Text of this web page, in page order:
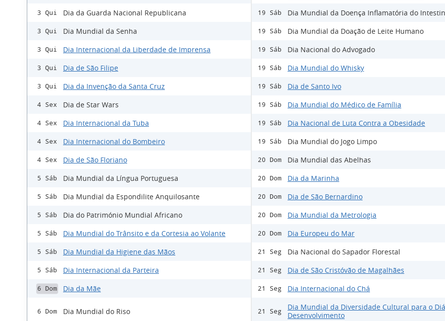
3 Qui Dia da Guarda Nacional Republicana
3 Qui Dia Mundial da Senha
3 Qui Dia Internacional da Liberdade de Imprensa
3 Qui Dia de São Filipe
3 Qui Dia da Invenção da Santa Cruz
4 Sex Dia de Star Wars
4 Sex Dia Internacional da Tuba
4 Sex Dia Internacional do Bombeiro
4 Sex Dia de São Floriano
5 Sáb Dia Mundial da Língua Portuguesa
5 Sáb Dia Mundial da Espondilite Anquilosante
5 Sáb Dia do Património Mundial Africano
5 Sáb Dia Mundial do Trânsito e da Cortesia ao Volante
5 Sáb Dia Mundial da Higiene das Mãos
5 Sáb Dia Internacional da Parteira
6 Dom Dia da Mãe
6 Dom Dia Mundial do Riso
19 Sáb Dia Mundial da Doença Inflamatória do
19 Sáb Dia Mundial da Doação de Leite Humano
19 Sáb Dia Nacional do Advogado
19 Sáb Dia Mundial do Whisky
19 Sáb Dia de Santo Ivo
19 Sáb Dia Mundial do Médico de Família
19 Sáb Dia Nacional de Luta Contra a Obesidade
19 Sáb Dia Mundial do Jogo Limpo
20 Dom Dia Mundial das Abelhas
20 Dom Dia da Marinha
20 Dom Dia de São Bernardino
20 Dom Dia Mundial da Metrologia
20 Dom Dia Europeu do Mar
21 Seg Dia Nacional do Sapador Florestal
21 Seg Dia de São Cristóvão de Magalhães
21 Seg Dia Internacional do Chá
21 Seg
Dia Mundial da Diversidade Cultural para o
Desenvolvimento